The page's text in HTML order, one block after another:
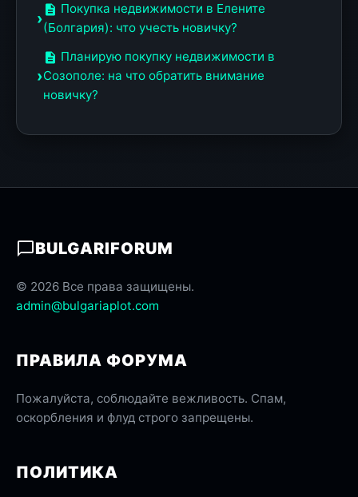
Покупка недвижимости в Елените
(Болгария): что учесть новичку?
Планирую покупку недвижимости в
Созополе: на что обратить внимание
новичку?
BULGARIFORUM
© 2026 Все права защищены.
admin@bulgariaplot.com
ПРАВИЛА ФОРУМА
Пожалуйста, соблюдайте вежливость. Спам,
оскорбления и флуд строго запрещены.
ПОЛИТИКА